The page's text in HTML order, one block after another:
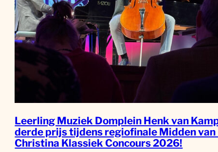
Leerling Muziek Domplein Henk van
derde prijs tijdens regiofinale Midden van
Christina Klassiek Concours 2026!